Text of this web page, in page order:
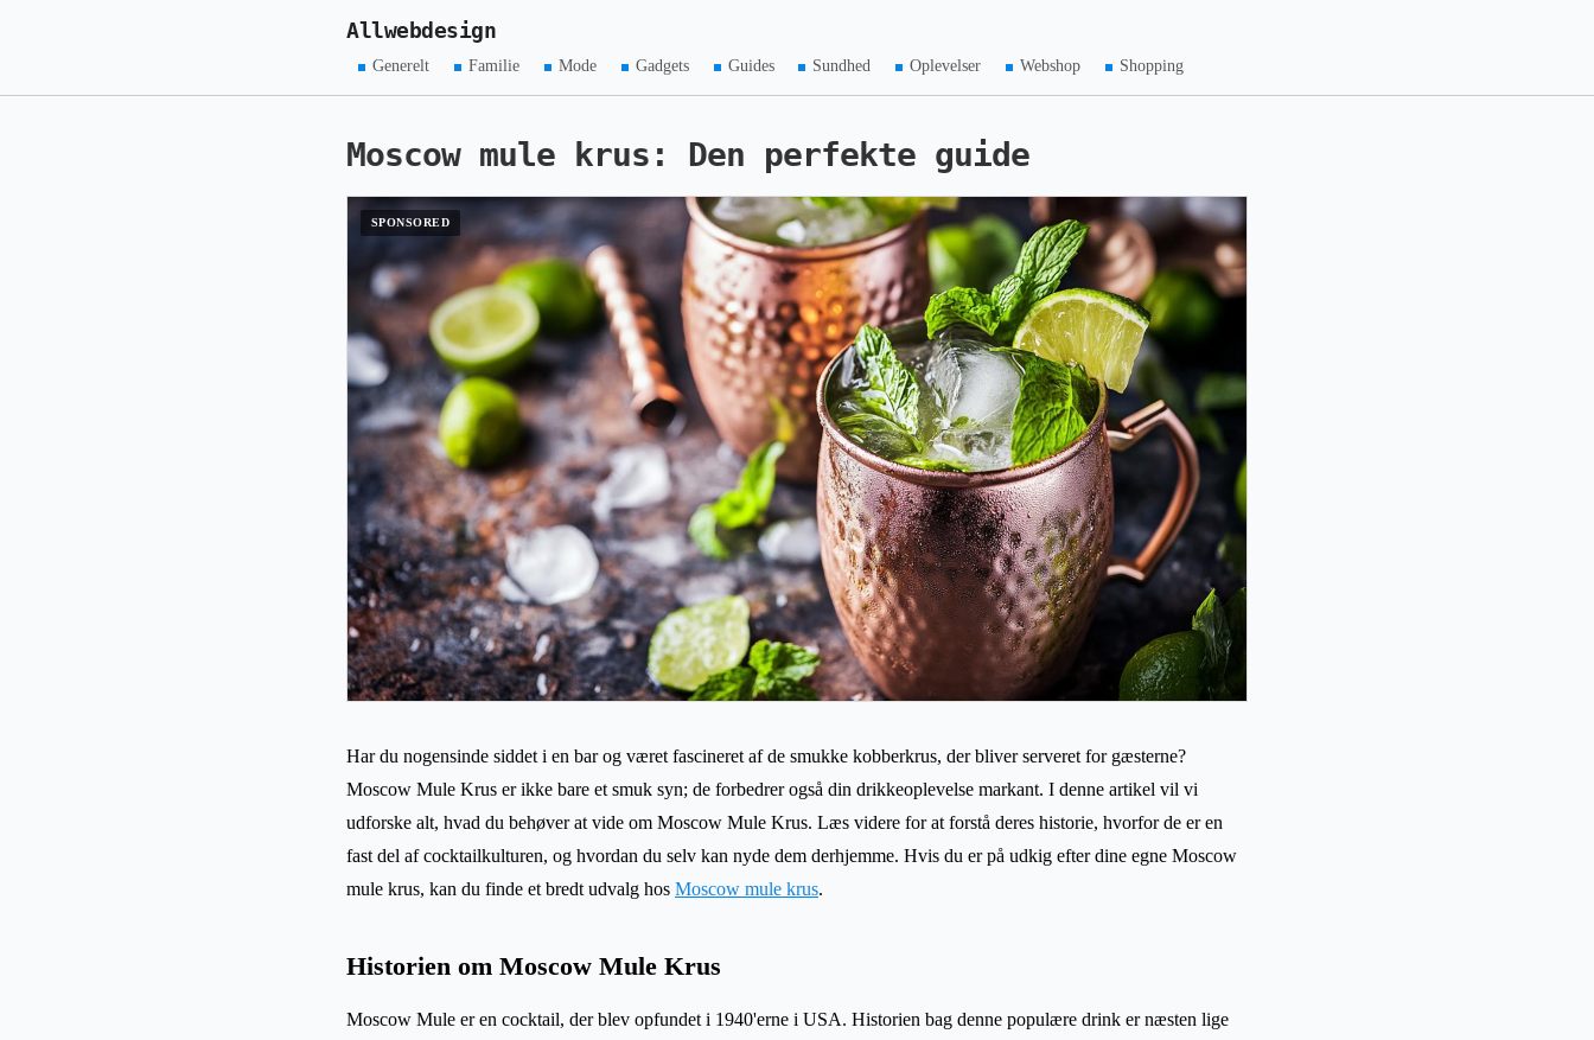
Allwebdesign
Generelt Familie Mode Gadgets Guides Sundhed Oplevelser Webshop Shopping
Moscow mule krus: Den perfekte guide
Har du nogensinde siddet i en bar og været fascineret af de smukke kobberkrus, der bliver serveret for gæsterne?
Moscow Mule Krus er ikke bare et smuk syn; de forbedrer også din drikkeoplevelse markant. I denne artikel vil vi
udforske alt, hvad du behøver at vide om Moscow Mule Krus. Læs videre for at forstå deres historie, hvorfor de er en
fast del af cocktailkulturen, og hvordan du selv kan nyde dem derhjemme. Hvis du er på udkig efter dine egne Moscow
mule krus, kan du finde et bredt udvalg hos Moscow mule krus.
Historien om Moscow Mule Krus
Moscow Mule er en cocktail, der blev opfundet i 1940'erne i USA. Historien bag denne populære drink er næsten lige